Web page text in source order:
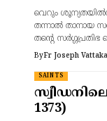
വെറും
തന്നാൽ താനായ
തന്റെ സർഗ്ഗപ്രതിഭ
ByFr Joseph
SAINTS
1373)